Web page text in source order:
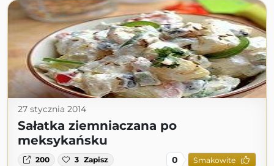
27 stycznia 2014
Sałatka ziemniaczana po
meksykańsku
200 3 Zapisz 0 Smakowite